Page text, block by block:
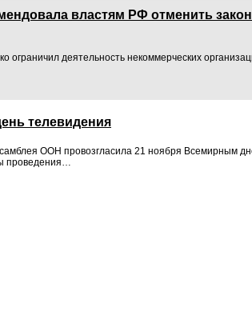
властям РФ отменить
ограничил деятельность некоммерческих
телевидения
ООН провозгласила 21 ноября Всемирным
проведения…